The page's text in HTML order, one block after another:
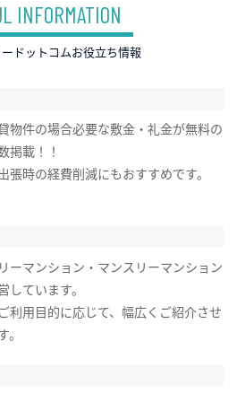
INFORMATION
ドットコムお役立ち情報
物件の場合必要な敷金・礼金が無料の
掲載！！
張時の経費削減にもおすすめです。
ーマンション・マンスリーマンション
しています。
利用目的に応じて、幅広くご紹介させ